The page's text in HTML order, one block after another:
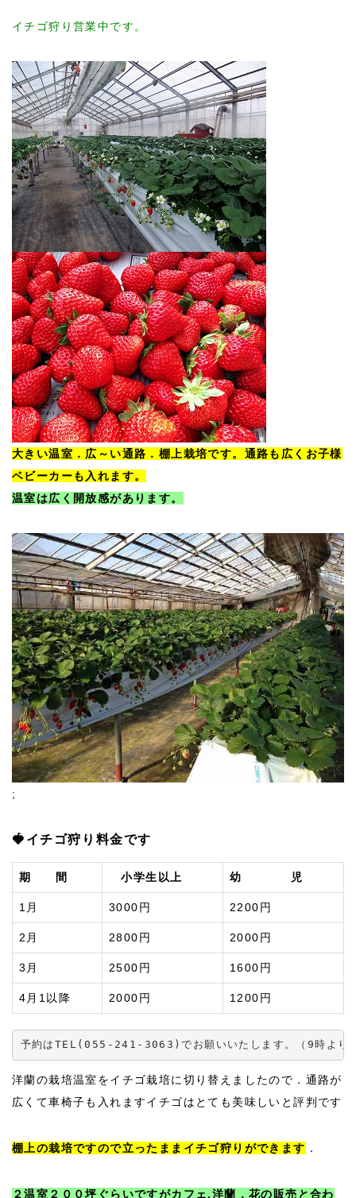
イチゴ狩り営業中です。
大きい温室．広～い通路．棚上栽培です。通路も広くお子様
ベビーカーも入れます。
温室は広く開放感があります。
;
🍓イチゴ狩り料金です
期 間 小学生以上 幼 児
1月 3000円 2200円
2月 2800円 2000円
3月 2500円 1600円
4月1以降 2000円 1200円
予約はTEL(055-241-3063)でお願いいたします。（9時よ
洋蘭の栽培温室をイチゴ栽培に切り替えましたので．通路が
広くて車椅子も入れますイチゴはとても美味しいと評判です
棚上の栽培ですので立ったままイチゴ狩りができます ．
２温室２００坪ぐらいですがカフェ.洋蘭．花の販売と合わ